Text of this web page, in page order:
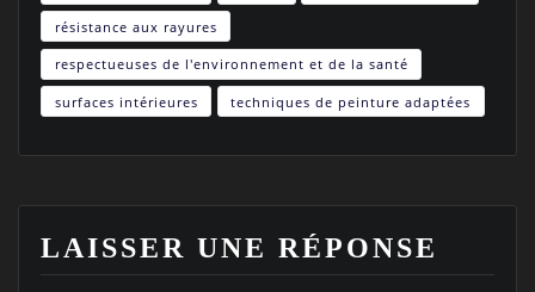
résistance aux rayures
respectueuses de l'environnement et de la santé
surfaces intérieures techniques de peinture adaptées
LAISSER UNE RÉPONSE